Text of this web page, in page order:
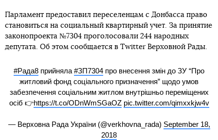
Парламент предоставил переселенцам с Донбасса право
становиться на социальный квартирный учет. За принятие
законопроекта №7304 проголосовали 244 народных
депутата. Об этом сообщается в Twitter Верховной Рады.
#Рада8 прийняла #ЗП7304 про внесення змін до ЗУ “Про
житловий фонд соціального призначення” щодо умов
забезпечення соціальним житлом внутрішньо переміщених
осіб 👉https://t.co/ODnWmSGaOZ pic.twitter.com/qimxxkjw4v
— Верховна Рада України (@verkhovna_rada) September 18,
2018